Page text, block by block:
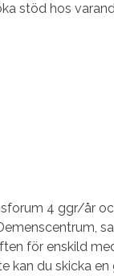
stöd hos
4 ggr/år
för enskild
kan du skicka